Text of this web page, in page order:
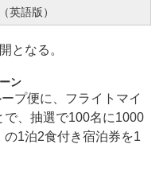
（英語版）
となる。
ン
プ便に、フライトマイ
で、抽選で100名に1000
1泊2食付き宿泊券を1